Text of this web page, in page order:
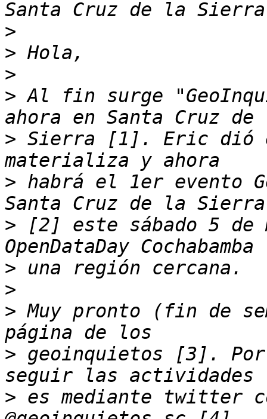
>
>
>
> Al fin surge
> Sierra [1]. Eric dió
> habrá el 1er evento
> [2] este sábado 5 de
>
>
> Muy pronto (fin de
> geoinquietos [3].
> es mediante twitter